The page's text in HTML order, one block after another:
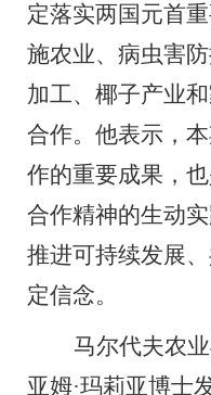
定落实两国元首
施农业、病虫害
加工、椰子产业
合作。他表示 ，
作的重要成果，
合作精神的生动
推进可持续发展
定信念。
马尔代夫农
亚姆·玛莉亚博士